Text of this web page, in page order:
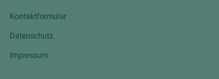
Kontaktformular
Datenschutz
Impressum